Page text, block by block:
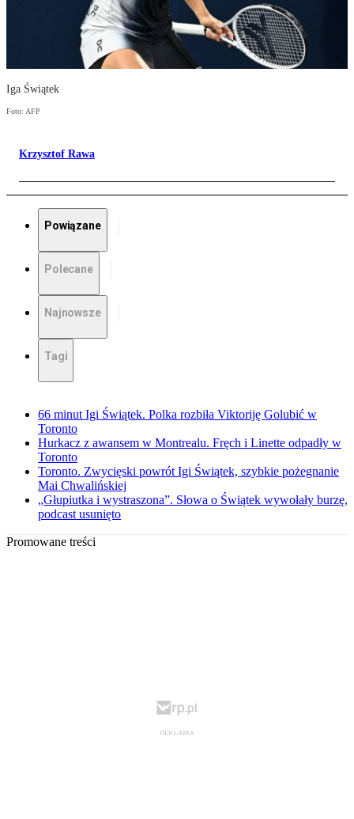
Iga Świątek
Foto: AFP
Krzysztof Rawa
Powiązane
Polecane
Najnowsze
Tagi
66 minut Igi Świątek. Polka rozbiła Viktoriję Golubić w
Toronto
Hurkacz z awansem w Montrealu. Fręch i Linette odpadły w
Toronto
Toronto. Zwycięski powrót Igi Świątek, szybkie pożegnanie
Mai Chwalińskiej
„Głupiutka i wystraszona”. Słowa o Świątek wywołały burzę,
podcast usunięto
Promowane treści